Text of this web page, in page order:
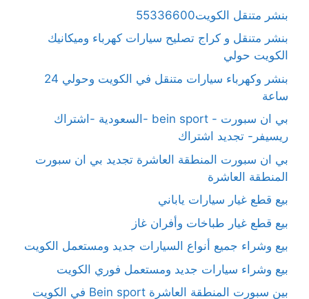
بنشر متنقل الكويت55336600
بنشر متنقل و كراج تصليح سيارات كهرباء وميكانيك
الكويت حولي
بنشر وكهرباء سيارات متنقل في الكويت وحولي 24
ساعة
بي ان سبورت - bein sport -السعودية -اشتراك
ريسيفر- تجديد اشتراك
بي ان سبورت المنطقة العاشرة تجديد بي ان سبورت
المنطقة العاشرة
بيع قطع غيار سيارات ياباني
بيع قطع غيار طباخات وأفران غاز
بيع وشراء جميع أنواع السيارات جديد ومستعمل الكويت
بيع وشراء سيارات جديد ومستعمل فوري الكويت
بين سبورت المنطقة العاشرة Bein sport في الكويت